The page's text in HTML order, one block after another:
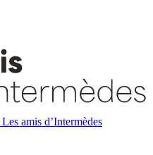
Les amis d’Intermèdes